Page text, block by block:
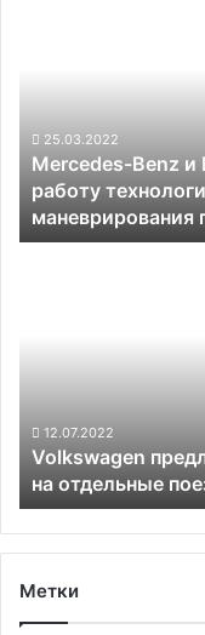
технологии
автоматического
маневрирования
по
паркингу
25.03.2022
Mercedes-Benz и
работу
маневрирования
12.07.2022
Volkswagen
на отдельные
Метки